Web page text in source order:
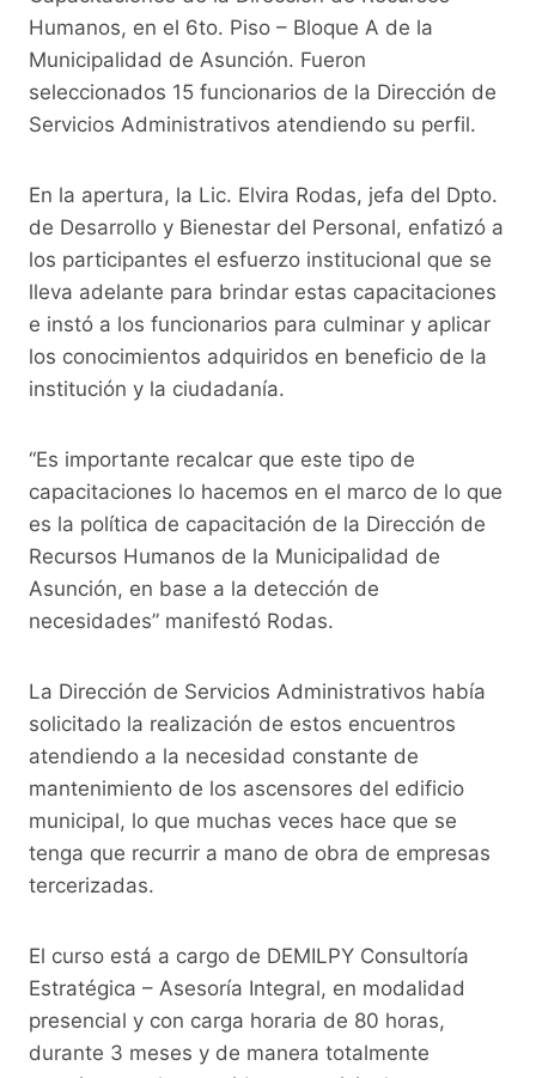
Humanos, en el 6to. Piso – Bloque A de la
Municipalidad de Asunción. Fueron
seleccionados 15 funcionarios de la Dirección de
Servicios Administrativos atendiendo su perfil.
En la apertura, la Lic. Elvira Rodas, jefa del Dpto.
de Desarrollo y Bienestar del Personal, enfatizó a
los participantes el esfuerzo institucional que se
lleva adelante para brindar estas capacitaciones
e instó a los funcionarios para culminar y aplicar
los conocimientos adquiridos en beneficio de la
institución y la ciudadanía.
“Es importante recalcar que este tipo de
capacitaciones lo hacemos en el marco de lo que
es la política de capacitación de la Dirección de
Recursos Humanos de la Municipalidad de
Asunción, en base a la detección de
necesidades” manifestó Rodas.
La Dirección de Servicios Administrativos había
solicitado la realización de estos encuentros
atendiendo a la necesidad constante de
mantenimiento de los ascensores del edificio
municipal, lo que muchas veces hace que se
tenga que recurrir a mano de obra de empresas
tercerizadas.
El curso está a cargo de DEMILPY Consultoría
Estratégica – Asesoría Integral, en modalidad
presencial y con carga horaria de 80 horas,
durante 3 meses y de manera totalmente